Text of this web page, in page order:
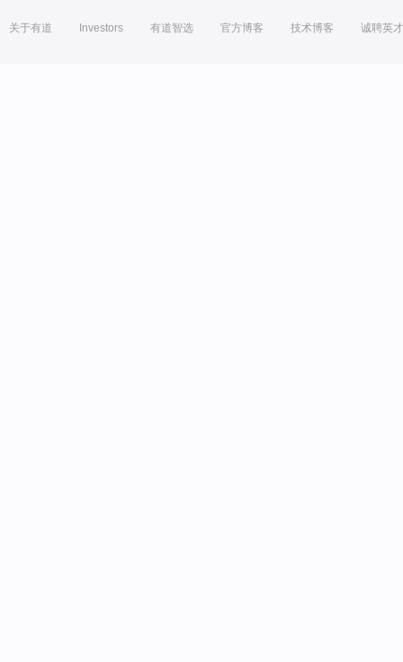
关于有道 Investors 有道智选 官方博客 技术博客 诚聘英才